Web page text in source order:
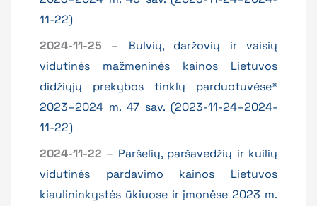
11-22)
2024-11-25 – Bulvių, daržovių ir vaisių
vidutinės mažmeninės kainos Lietuvos
didžiųjų prekybos tinklų parduotuvėse*
2023–2024 m. 47 sav. (2023-11-24–2024-
11-22)
2024-11-22 – Paršelių, paršavedžių ir kuilių
vidutinės pardavimo kainos Lietuvos
kiaulininkystės ūkiuose ir įmonėse 2023 m.